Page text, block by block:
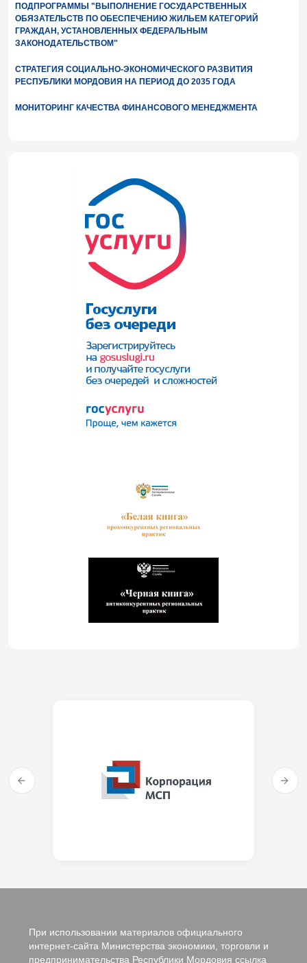
ПОДПРОГРАММЫ "ВЫПОЛНЕНИЕ ГОСУДАРСТВЕННЫХ
ОБЯЗАТЕЛЬСТВ ПО ОБЕСПЕЧЕНИЮ ЖИЛЬЕМ КАТЕГОРИЙ
ГРАЖДАН, УСТАНОВЛЕННЫХ ФЕДЕРАЛЬНЫМ
ЗАКОНОДАТЕЛЬСТВОМ"
СТРАТЕГИЯ СОЦИАЛЬНО-ЭКОНОМИЧЕСКОГО РАЗВИТИЯ
РЕСПУБЛИКИ МОРДОВИЯ НА ПЕРИОД ДО 2035 ГОДА
МОНИТОРИНГ КАЧЕСТВА ФИНАНСОВОГО МЕНЕДЖМЕНТА
При использовании материалов официального
интернет-сайта Министерства экономики, торговли и
предпринимательства Республики Мордовия ссылка